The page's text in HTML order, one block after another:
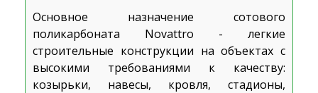
Основное назначение сотового
поликарбоната Novattro - легкие
строительные конструкции на объектах с
высокими требованиями к качеству:
козырьки, навесы, кровля, стадионы,